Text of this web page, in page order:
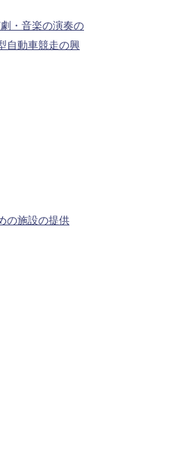
・音楽の演奏の
自動車競走の興
の施設の提供